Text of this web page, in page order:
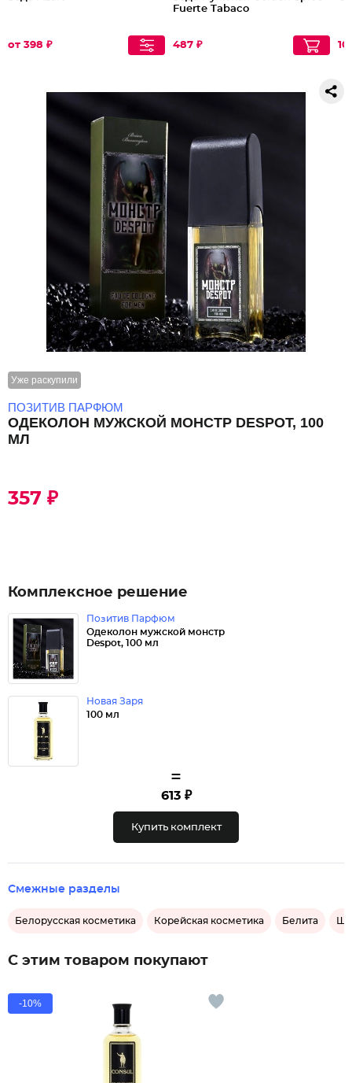
от 398 ₽
Fuerte Tabaco
487 ₽
Уже раскупили
ПОЗИТИВ ПАРФЮМ
ОДЕКОЛОН МУЖСКОЙ МОНСТР DESPOT, 100
МЛ
357 ₽
Комплексное решение
Позитив Парфюм
Одеколон мужской монстр
Despot, 100 мл
Новая Заря
100 мл
=
613 ₽
Купить комплект
Смежные разделы
Белорусская косметика Корейская косметика Белита
С этим товаром покупают
-10%